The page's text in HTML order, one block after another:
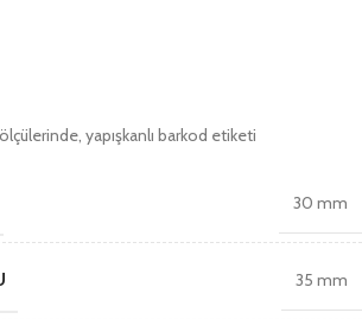
yapışkanlı barkod etiketi
30 mm
35 mm